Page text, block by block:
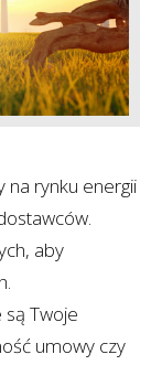
na rynku energii
aby
Twoje
umowy czy